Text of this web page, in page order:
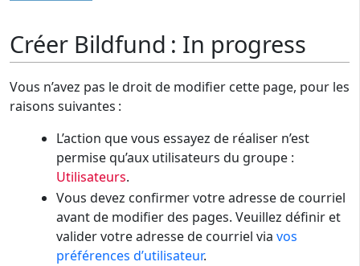
Créer Bildfund : In progress
Vous n’avez pas le droit de modifier cette page, pour les
raisons suivantes :
L’action que vous essayez de réaliser n’est
permise qu’aux utilisateurs du groupe :
Utilisateurs.
Vous devez confirmer votre adresse de courriel
avant de modifier des pages. Veuillez définir et
valider votre adresse de courriel via vos
préférences d’utilisateur.